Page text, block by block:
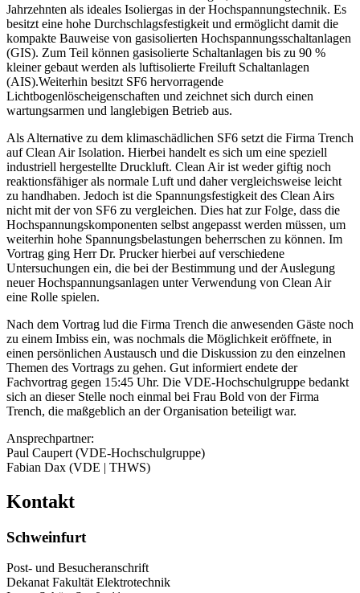
Jahrzehnten als ideales Isoliergas in der Hochspannungstechnik. Es
besitzt eine hohe Durchschlagsfestigkeit und ermöglicht damit die
kompakte Bauweise von gasisolierten Hochspannungsschaltanlagen
(GIS). Zum Teil können gasisolierte Schaltanlagen bis zu 90 %
kleiner gebaut werden als luftisolierte Freiluft Schaltanlagen
(AIS).Weiterhin besitzt SF6 hervorragende
Lichtbogenlöscheigenschaften und zeichnet sich durch einen
wartungsarmen und langlebigen Betrieb aus.
Als Alternative zu dem klimaschädlichen SF6 setzt die Firma Trench
auf Clean Air Isolation. Hierbei handelt es sich um eine speziell
industriell hergestellte Druckluft. Clean Air ist weder giftig noch
reaktionsfähiger als normale Luft und daher vergleichsweise leicht
zu handhaben. Jedoch ist die Spannungsfestigkeit des Clean Airs
nicht mit der von SF6 zu vergleichen. Dies hat zur Folge, dass die
Hochspannungskomponenten selbst angepasst werden müssen, um
weiterhin hohe Spannungsbelastungen beherrschen zu können. Im
Vortrag ging Herr Dr. Prucker hierbei auf verschiedene
Untersuchungen ein, die bei der Bestimmung und der Auslegung
neuer Hochspannungsanlagen unter Verwendung von Clean Air
eine Rolle spielen.
Nach dem Vortrag lud die Firma Trench die anwesenden Gäste noch
zu einem Imbiss ein, was nochmals die Möglichkeit eröffnete, in
einen persönlichen Austausch und die Diskussion zu den einzelnen
Themen des Vortrags zu gehen. Gut informiert endete der
Fachvortrag gegen 15:45 Uhr. Die VDE-Hochschulgruppe bedankt
sich an dieser Stelle noch einmal bei Frau Bold von der Firma
Trench, die maßgeblich an der Organisation beteiligt war.
Ansprechpartner:
Paul Caupert (VDE-Hochschulgruppe)
Fabian Dax (VDE | THWS)
Kontakt
Schweinfurt
Post- und Besucheranschrift
Dekanat Fakultät Elektrotechnik